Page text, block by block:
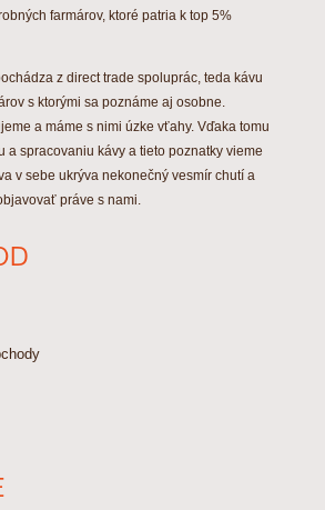
farmárov, ktoré patria k top 5%
z direct trade spoluprác, teda kávu
s ktorými sa poznáme aj osobne.
a máme s nimi úzke vťahy. Vďaka tomu
a spracovaniu kávy a tieto poznatky vieme
v sebe ukrýva nekonečný vesmír chutí a
práve s nami.